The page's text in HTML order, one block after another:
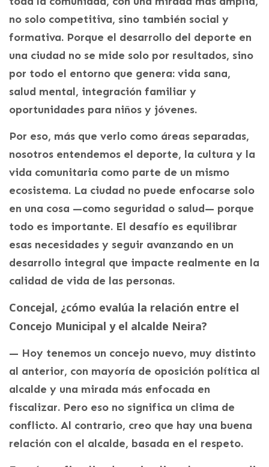
no solo competitiva, sino también social y
formativa. Porque el desarrollo del deporte en
una ciudad no se mide solo por resultados, sino
por todo el entorno que genera: vida sana,
salud mental, integración familiar y
oportunidades para niños y jóvenes.
Por eso, más que verlo como áreas separadas,
nosotros entendemos el deporte, la cultura y la
vida comunitaria como parte de un mismo
ecosistema. La ciudad no puede enfocarse solo
en una cosa —como seguridad o salud— porque
todo es importante. El desafío es equilibrar
esas necesidades y seguir avanzando en un
desarrollo integral que impacte realmente en la
calidad de vida de las personas.
Concejal, ¿cómo evalúa la relación entre el
Concejo Municipal y el alcalde Neira?
— Hoy tenemos un concejo nuevo, muy distinto
al anterior, con mayoría de oposición política al
alcalde y una mirada más enfocada en
fiscalizar. Pero eso no significa un clima de
conflicto. Al contrario, creo que hay una buena
relación con el alcalde, basada en el respeto.